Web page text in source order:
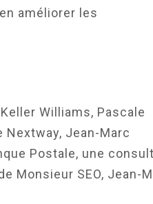
améliorer les
Williams, Pascale
Nextway, Jean-Marc
Postale, une
Monsieur SEO, Jean-